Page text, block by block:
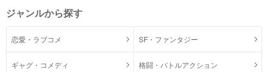
ジャンルから探す
恋愛・ラブコメ SF・ファンタジー
ギャグ・コメディ 格闘・バトルアクション